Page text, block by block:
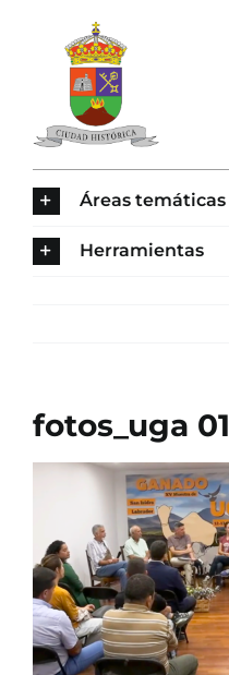
contenido
CONTACTO
Áreas temáticas
Herramientas
fotos_uga 01